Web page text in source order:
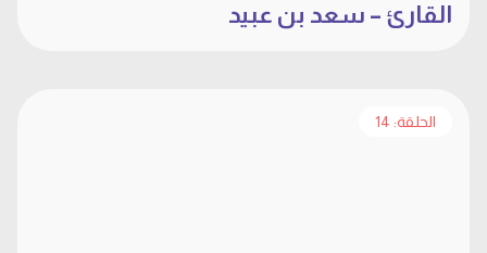
القارئ – سعد بن عبيد
الحلقة: 14